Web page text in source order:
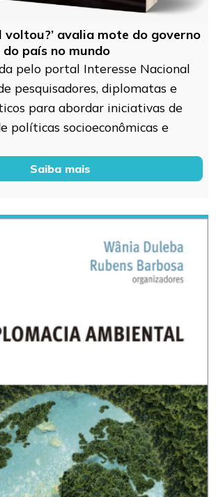
voltou?’ avalia mote do governo
país no mundo
pelo portal Interesse Nacional
pesquisadores, diplomatas e
para abordar iniciativas de
políticas socioeconômicas e
Saiba mais